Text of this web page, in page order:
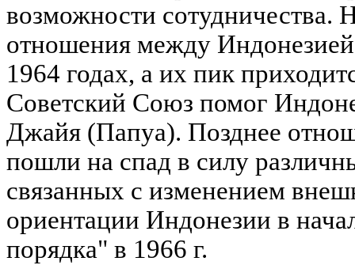
возможности сотудничества.
отношения между
1964 годах, а их пик
Советский Союз помог
Джайя (Папуа). Позднее
пошли на спад в силу
связанных с изменением
ориентации Индонезии в
порядка" в 1966 г.